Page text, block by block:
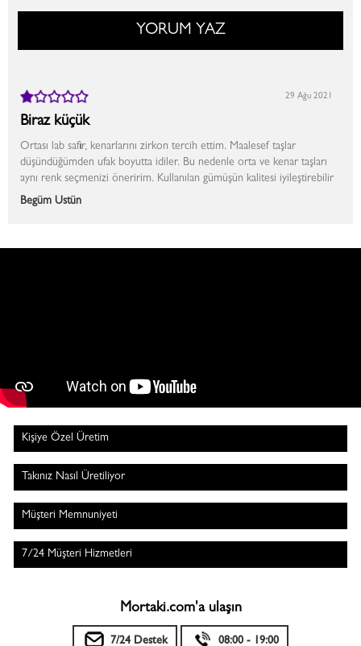
YORUM YAZ
Biraz küçük
Ortası lab safir, kenarlarını zirkon tercih ettim. Maalesef taşlar
düşündüğümden ufak boyutta idiler. Bu nedenle orta ve kenar taşları
aynı renk seçmenizi öneririm. Kullanılan gümüşün kalitesi iyileştirebilir
Begüm Üstün
29 Ağu 2021
Kişiye Özel Üretim
Takınız Nasıl Üretiliyor
Müşteri Memnuniyeti
7/24 Müşteri Hizmetleri
Mortaki.com'a ulaşın
7/24 Destek 08:00 - 19:00